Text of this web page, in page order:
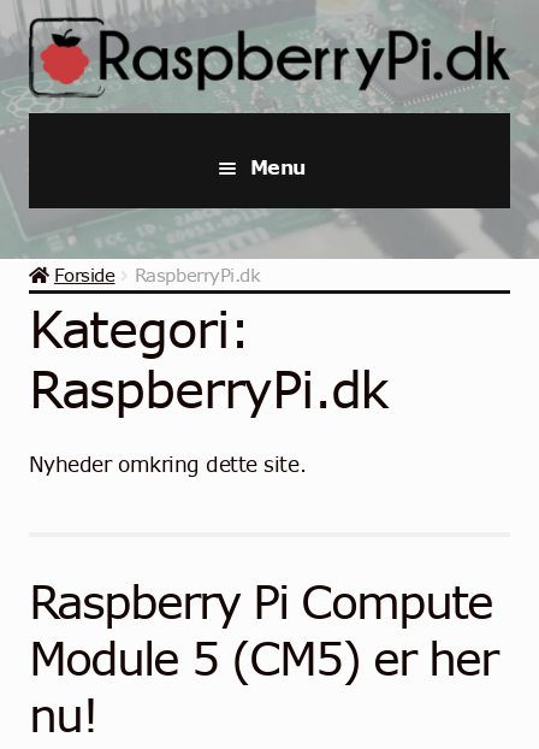
Spring
til
navigation
Spring
til
indhold
Menu
Raspberry Pi
Startpakker & Kits
Industriel Raspberry Pi
Raspberry Pi Tilbehør
Samlinger
Kontakt
Dansk
Forside RaspberryPi.dk
Kategori:
RaspberryPi.dk
Nyheder omkring dette site.
Raspberry Pi Compute
Module 5 (CM5) er her
nu!